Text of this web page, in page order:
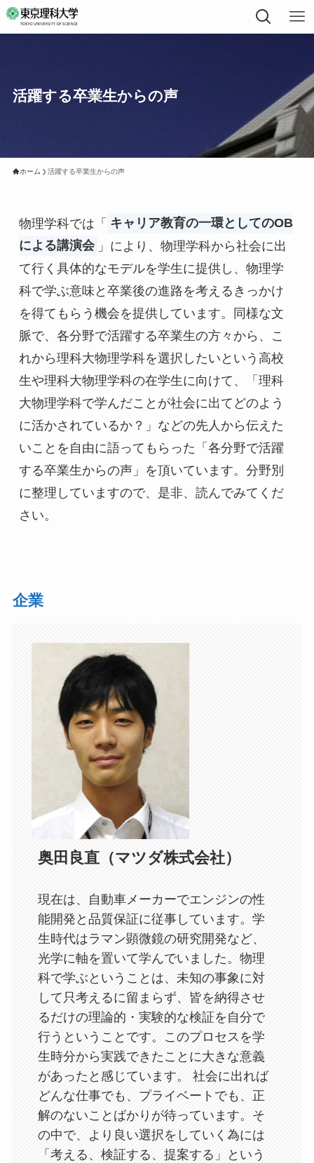
活躍する卒業生からの声
ホーム 活躍する卒業生からの声
物理学科では「 キャリア教育の一環としてのOB
による講演会 」により、物理学科から社会に出
て行く具体的なモデルを学生に提供し、物理学
科で学ぶ意味と卒業後の進路を考えるきっかけ
を得てもらう機会を提供しています。同様な文
脈で、各分野で活躍する卒業生の方々から、こ
れから理科大物理学科を選択したいという高校
生や理科大物理学科の在学生に向けて、「理科
大物理学科で学んだことが社会に出てどのよう
に活かされているか？」などの先人から伝えた
いことを自由に語ってもらった「各分野で活躍
する卒業生からの声」を頂いています。分野別
に整理していますので、是非、読んでみてくだ
さい。
企業
奥田良直（マツダ株式会社）
現在は、自動車メーカーでエンジンの性
能開発と品質保証に従事しています。学
生時代はラマン顕微鏡の研究開発など、
光学に軸を置いて学んでいました。物理
科で学ぶということは、未知の事象に対
して只考えるに留まらず、皆を納得させ
るだけの理論的・実験的な検証を自分で
行うということです。このプロセスを学
生時分から実践できたことに大きな意義
があったと感じています。 社会に出れば
どんな仕事でも、プライベートでも、正
解のないことばかりが待っています。そ
の中で、より良い選択をしていく為には
「考える、検証する、提案する」という